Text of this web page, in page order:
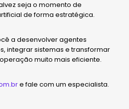
seja o momento de
de forma estratégica.
a desenvolver agentes
integrar sistemas e transformar
muito mais eficiente.
e fale com um especialista.